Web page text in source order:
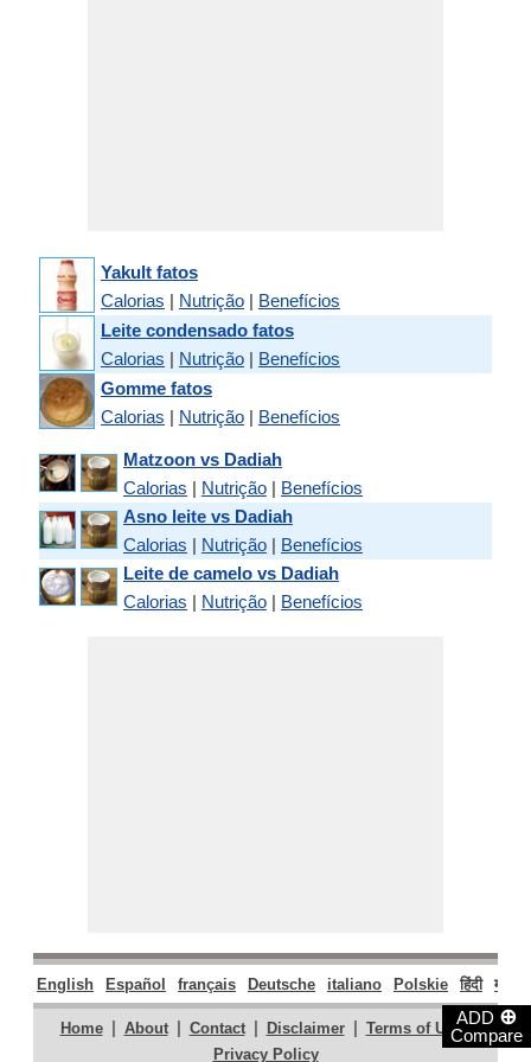
ADD ⊕
Compare
Yakult fatos
Calorias | Nutrição | Benefícios
Leite condensado fatos
Calorias | Nutrição | Benefícios
Gomme fatos
Calorias | Nutrição | Benefícios
Matzoon vs Dadiah
Calorias | Nutrição | Benefícios
Asno leite vs Dadiah
Calorias | Nutrição | Benefícios
Leite de camelo vs Dadiah
Calorias | Nutrição | Benefícios
English Español français Deutsche italiano Polskie हिंदी मराठी
Home | About | Contact | Disclaimer | Terms of Use |
Privacy Policy